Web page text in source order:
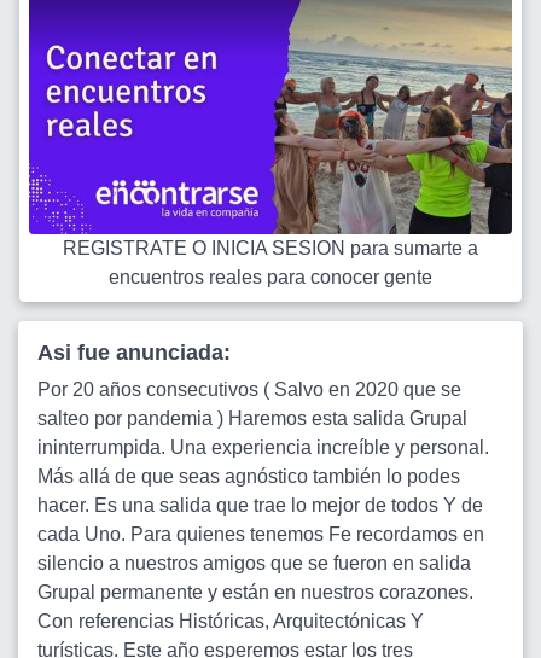
REGISTRATE O INICIA SESION para sumarte a
encuentros reales para conocer gente
Asi fue anunciada:
Por 20 años consecutivos ( Salvo en 2020 que se
salteo por pandemia ) Haremos esta salida Grupal
ininterrumpida. Una experiencia increíble y personal.
Más allá de que seas agnóstico también lo podes
hacer. Es una salida que trae lo mejor de todos Y de
cada Uno. Para quienes tenemos Fe recordamos en
silencio a nuestros amigos que se fueron en salida
Grupal permanente y están en nuestros corazones.
Con referencias Históricas, Arquitectónicas Y
turísticas. Este año esperemos estar los tres